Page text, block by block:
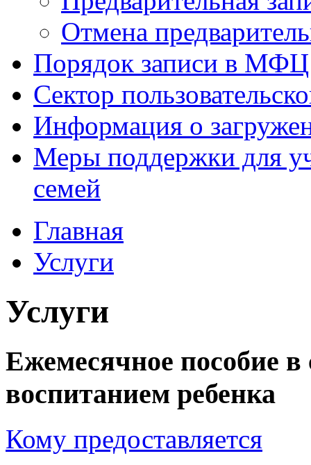
Отмена
Порядок записи в МФЦ
Сектор
Информация о
Меры поддержки для
семей
Главная
Услуги
Услуги
Ежемесячное пособие
воспитанием ребенка
Кому предоставляется